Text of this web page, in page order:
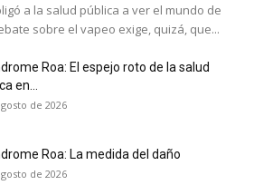
a la salud pública a ver el mundo de
sobre el vapeo exige, quizá, que...
Roa: El espejo roto de la salud
en...
de 2026
Roa: La medida del daño
de 2026